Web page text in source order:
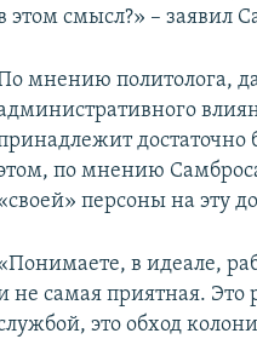
этом смысл?» – заявил
мнению политолога,
достаточно
по мнению
персоны на эту
в идеале,
не самая приятная. Это
это обход